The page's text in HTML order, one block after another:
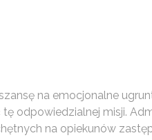
na emocjonalne
odpowiedzialnej misji.
na opiekunów